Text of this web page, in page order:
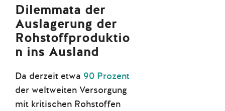
Dilemmata der
Auslagerung der
Rohstoffproduktio
n ins Ausland
Da derzeit etwa 90 Prozent
der weltweiten Versorgung
mit kritischen Rohstoffen